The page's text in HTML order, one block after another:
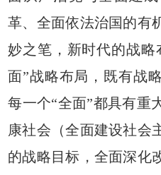
革、全面依法治国的有
妙之笔，新时代的战略
面”战略布局，既有战
每一个“全面”都具有重
康社会（全面建设社会
的战略目标，全面深化